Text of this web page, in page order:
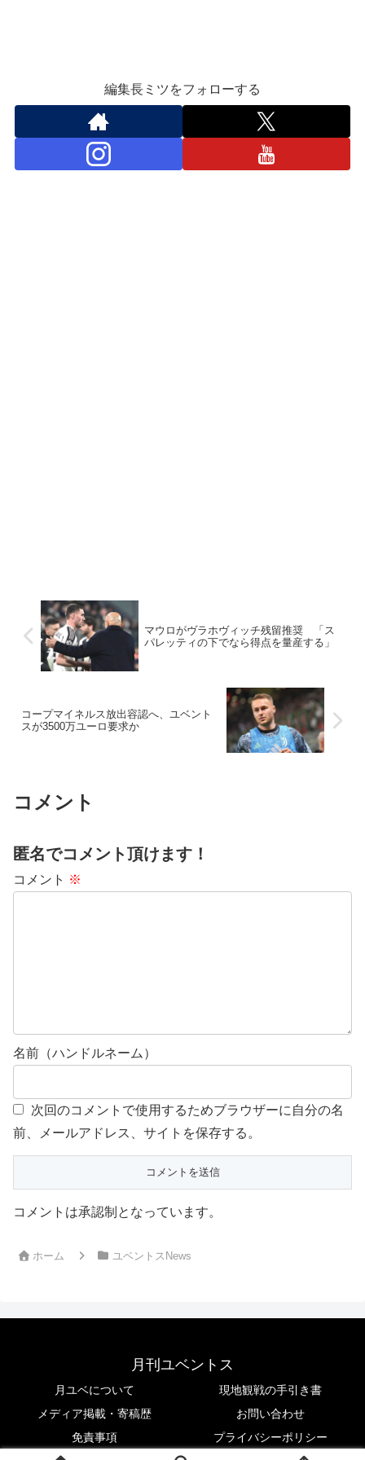
編集長ミツをフォローする
マウロがヴラホヴィッチ残留推奨 「ス
パレッティの下でなら得点を量産する」
コープマイネルス放出容認へ、ユベント
スが3500万ユーロ要求か
コメント
匿名でコメント頂けます！
コメント ※
名前（ハンドルネーム）
次回のコメントで使用するためブラウザーに自分の名
前、メールアドレス、サイトを保存する。
コメントは承認制となっています。
ホーム ユベントスNews
月刊ユベントス
月ユベについて
現地観戦の手引き書
メディア掲載・寄稿歴
お問い合わせ
免責事項
プライバシーポリシー